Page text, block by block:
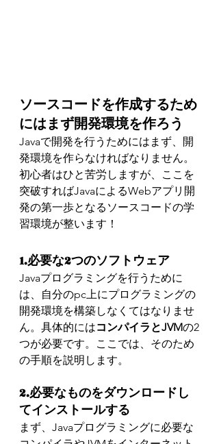
ソースコードを作成するため
にはまず開発環境を作ろう
Javaで開発を行うためにはまず、開
発環境を作らなければなりません。
初心者はひと苦労しますが、ここを
突破すればJavaによるWebアプリ開
発の第一歩となるソースコードの学
習環境が整います！
1.必要な2つのソフトウェア
Javaプログラミングを行うために
は、自分のpc上にプログラミングの
開発環境を構築しなくてはなりませ
ん。具体的にはコンパイラとJVMの2
つが必要です。ここでは、そのため
の手順を説明します。
2.必要なものをダウンロードし
てインストールする
まず、Javaプログラミングに必要な